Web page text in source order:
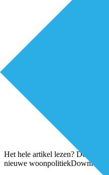
Het hele artikel lezen?
nieuwe woonpolitiekDownloaden